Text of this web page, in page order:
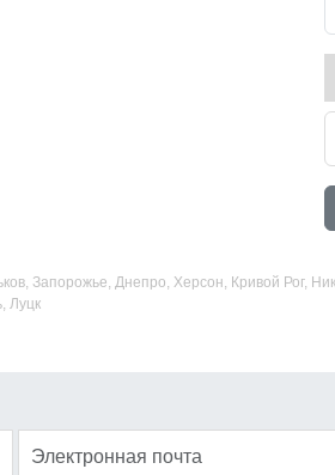
Запорожье, Днепро, Херсон, Кривой Рог,
Луцк